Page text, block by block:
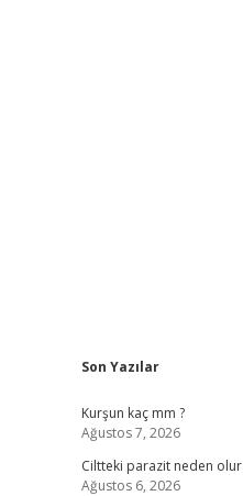
Sidebar
Son Yazılar
Kurşun kaç mm ?
Ağustos 7, 2026
Ciltteki parazit neden olur
Ağustos 6, 2026